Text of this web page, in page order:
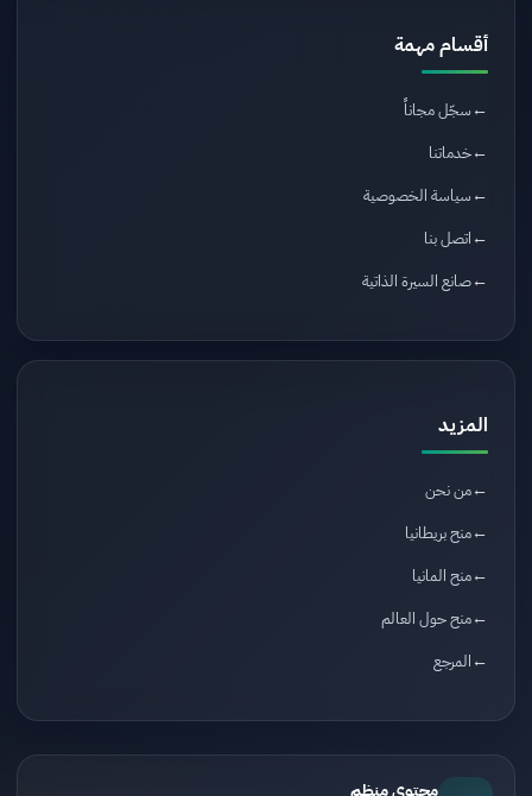
أقسام مهمة
سجّل مجاناً
خدماتنا
سياسة الخصوصية
اتصل بنا
صانع السيرة الذاتية
المزيد
من نحن
منح بريطانيا
منح المانيا
منح حول العالم
المرجع
محتوى منظم